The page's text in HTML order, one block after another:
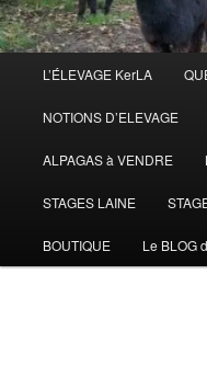
principal
L’ÉLEVAGE KerLA
NOTIONS D’ELEVAGE
ALPAGAS à VENDRE
STAGES LAINE
BOUTIQUE Le BLOG